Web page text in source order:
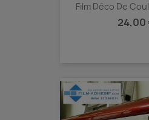
Film Déco De
Prix
24,00